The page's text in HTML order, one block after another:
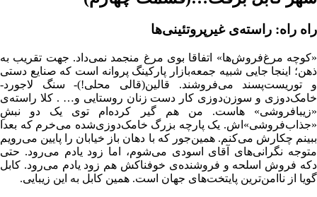
راه راه: راسته‌ی غیرپروتئینی‌ها
«کوچه مرغ‌فروش‌ها» اتفاقا بوی مرغ منجمد نمی‌داد. جهت تقریب به
ذهن؛ اینجا جایی شبیه جمعه‌بازار پارکینگ پروانه‌ است که صنایع دستی
و توریست‌پسند می‌فروشند. قالین(قالی محلی!)- سنگ‌ لاجورد-
خامک‌دوزی و سوزن‌دوزی‌ کار دست زنان روستایی و… . کلا راسته‌ی
«زیبافروشی» هاست. من هم گیر کرده‌ام توی یک دو نبشِ
«جذاب‌فروشی»اش. یک پارچه بزرگ خامک‌دوزی‌شده می‌خرم که بعدا
ببینم چکارش می‌کنم. همین‌جور که با دهان باز خیابان را پایین می‌رویم
متوجه نگرانی‌های آقای اسودی می‌شوم، اما زود یادم می‌رود. حتی
دکه فروش اسلحه و فروشنده‌ی خوفناکش هم زود یادم می‌رود. کابل
گویا از ناامن‌ترین پایتخت‌های جهان است. همین کابل به این زیبایی.